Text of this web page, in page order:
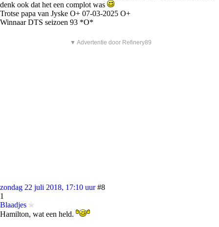
denk ook dat het een complot was
Trotse papa van Jyske O+ 07-03-2025 O+
Winnaar DTS seizoen 93 *O*
▼ Advertentie door Refinery89
zondag 22 juli 2018, 17:10 uur #8
1
Blaadjes
Hamilton, wat een held.